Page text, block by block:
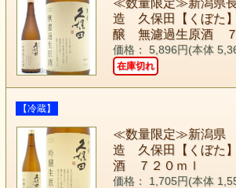
≪数量限定≫新潟県
造 久保田【くぼた
醸 無濾過生原酒 ７
価格： 5,896円(本体
在庫切れ
【冷蔵】
≪数量限定≫新潟県
造 久保田【くぼた
酒 ７２０ｍｌ
価格： 1,705円(本体